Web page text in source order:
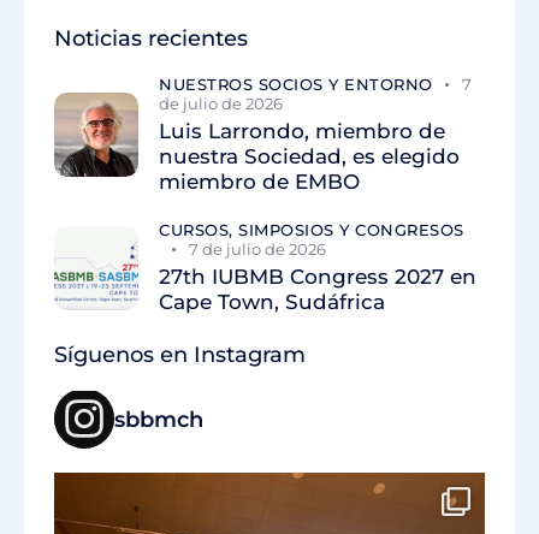
Noticias recientes
NUESTROS SOCIOS Y ENTORNO
7
de julio de 2026
Luis Larrondo, miembro de
nuestra Sociedad, es elegido
miembro de EMBO
CURSOS, SIMPOSIOS Y CONGRESOS
7 de julio de 2026
27th IUBMB Congress 2027 en
Cape Town, Sudáfrica
Síguenos en Instagram
sbbmch